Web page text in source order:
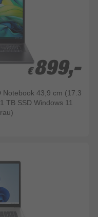
€ 899,-
€ 899,-
Notebook 43,9 cm (17.3
TB SSD Windows 11